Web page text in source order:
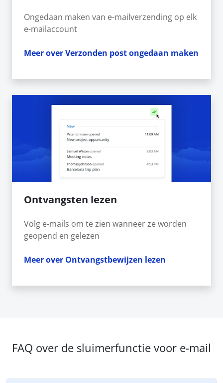
Ongedaan maken van e-mailverzending op elk
e-mailaccount
Meer over Verzonden post ongedaan maken
Ontvangsten lezen
Volg e-mails om te zien wanneer ze worden
geopend en gelezen
Meer over Ontvangstbewijzen lezen
FAQ over de sluimerfunctie voor e-mail